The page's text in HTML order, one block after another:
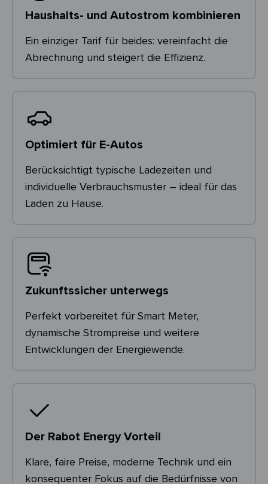
Haushalts- und Autostrom kombinieren
Ein einziger Tarif für beides: vereinfacht die
Abrechnung und steigert die Effizienz.
Optimiert für E-Autos
Berücksichtigt typische Ladezeiten und
individuelle Verbrauchsmuster – ideal für das
Laden zu Hause.
Zukunftssicher unterwegs
Perfekt vorbereitet für Smart Meter,
dynamische Strompreise und weitere
Entwicklungen der Energiewende.
Der Rabot Energy Vorteil
Klare, faire Preise, moderne Technik und ein
konsequenter Fokus auf die Bedürfnisse von